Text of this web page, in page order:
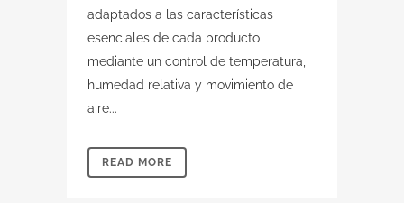
adaptados a las características
esenciales de cada producto
mediante un control de temperatura,
humedad relativa y movimiento de
aire...
READ MORE